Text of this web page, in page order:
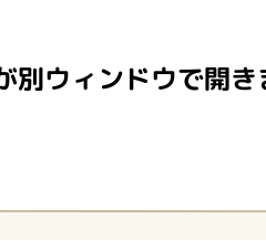
別ウィンドウで開き